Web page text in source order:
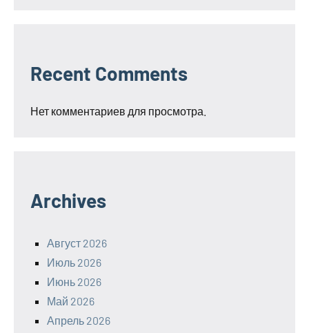
Recent Comments
Нет комментариев для просмотра.
Archives
Август 2026
Июль 2026
Июнь 2026
Май 2026
Апрель 2026